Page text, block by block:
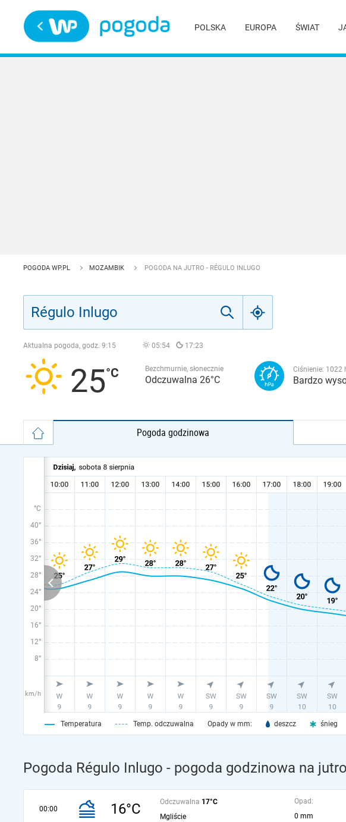
POLSKA EUROPA ŚWIAT
POGODA WP.PL MOZAMBIK POGODA NA JUTRO - RÉGULO INLUGO
Aktualna pogoda, godz. 9:15 05:54 17:23
25 Bezchmurnie, słonecznie
Odczuwalna 26°C
Ciśnienie: 1022
Bardzo
Pogoda godzinowa
°C
40°
36°
32°
28°
24°
20°
16°
12°
8°
km/h
Temperatura Temp. odczuwalna Opady w mm: deszcz śnieg
Pogoda Régulo Inlugo - pogoda godzinowa na jutro
00:00 16°C Odczuwalna 17°C
Mgliście
Opad:
0 mm